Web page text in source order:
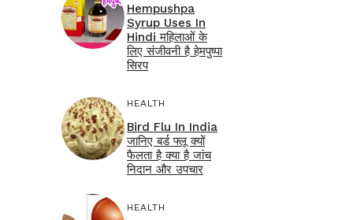
Hempushpa
Syrup Uses In
Hindi महिलाओं के
लिए संजीवनी है हेमपुष्पा
सिरप
HEALTH
Bird Flu In India
जानिए बर्ड फ्लू क्यों
फैलता है क्या है जांच
निदान और उपचार
HEALTH